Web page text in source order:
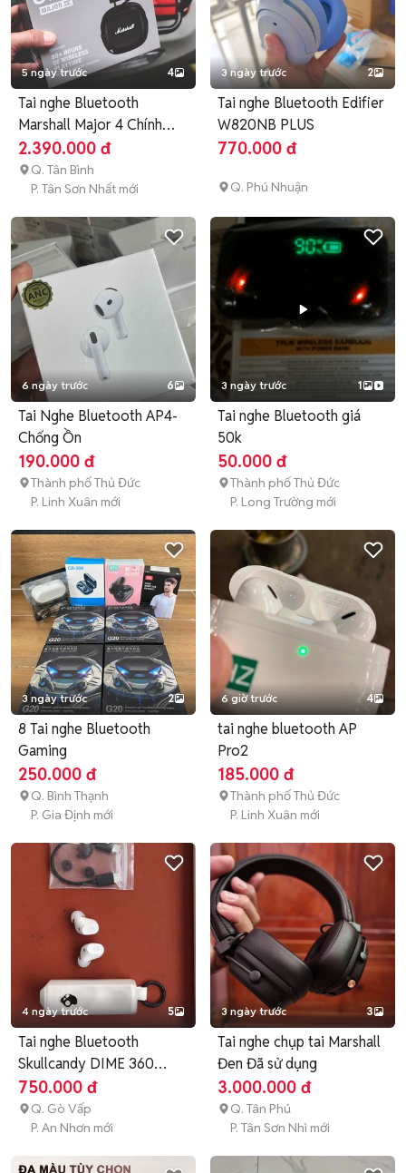
5 ngày trước 4
Tai nghe Bluetooth
Marshall Major 4 Chính
Hãng
2.390.000 đ
Q. Tân Bình
P. Tân Sơn Nhất mới
3 ngày trước 2
Tai nghe Bluetooth Edifier
W820NB PLUS
770.000 đ
Q. Phú Nhuận
6 ngày trước 6
Tai Nghe Bluetooth AP4-
Chống Ồn
190.000 đ
Thành phố Thủ Đức
P. Linh Xuân mới
3 ngày trước 1
Tai nghe Bluetooth giá
50k
50.000 đ
Thành phố Thủ Đức
P. Long Trường mới
3 ngày trước 2
8 Tai nghe Bluetooth
Gaming
250.000 đ
Q. Bình Thạnh
P. Gia Định mới
6 giờ trước 4
tai nghe bluetooth AP
Pro2
185.000 đ
Thành phố Thủ Đức
P. Linh Xuân mới
4 ngày trước 5
Tai nghe Bluetooth
Skullcandy DIME 360
Trắng
750.000 đ
Q. Gò Vấp
P. An Nhơn mới
3 ngày trước 3
Tai nghe chụp tai Marshall
Đen Đã sử dụng
3.000.000 đ
Q. Tân Phú
P. Tân Sơn Nhì mới